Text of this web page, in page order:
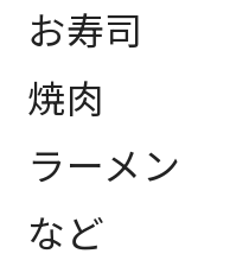
お寿司
焼肉
ラーメン
など